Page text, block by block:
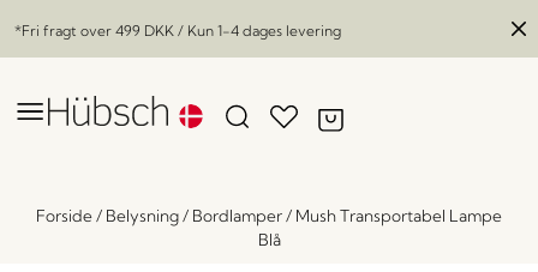
*Fri fragt over 499 DKK / Kun 1-4 dages levering
Forside/ Belysning/ Bordlamper/ Mush Transportabel Lampe
Blå